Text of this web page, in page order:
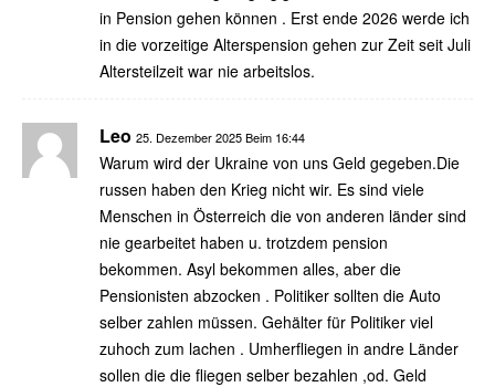
in Pension gehen können . Erst ende 2026 werde ich
in die vorzeitige Alterspension gehen zur Zeit seit Juli
Altersteilzeit war nie arbeitslos.
Leo 25. Dezember 2025 Beim 16:44
Warum wird der Ukraine von uns Geld gegeben.Die
russen haben den Krieg nicht wir. Es sind viele
Menschen in Österreich die von anderen länder sind
nie gearbeitet haben u. trotzdem pension
bekommen. Asyl bekommen alles, aber die
Pensionisten abzocken . Politiker sollten die Auto
selber zahlen müssen. Gehälter für Politiker viel
zuhoch zum lachen . Umherfliegen in andre Länder
sollen die die fliegen selber bezahlen ,od. Geld